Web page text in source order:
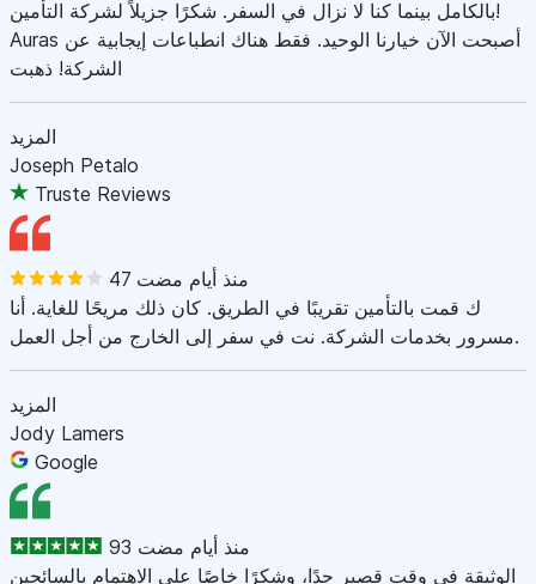
بالكامل بينما كنا لا نزال في السفر. شكرًا جزيلاً لشركة التأمين!
Auras أصبحت الآن خيارنا الوحيد. فقط هناك انطباعات إيجابية عن
الشركة! ذهبت
المزيد
Joseph Petalo
Truste Reviews
47 منذ أيام مضت
ك قمت بالتأمين تقريبًا في الطريق. كان ذلك مريحًا للغاية. أنا
مسرور بخدمات الشركة. نت في سفر إلى الخارج من أجل العمل.
المزيد
Jody Lamers
Google
93 منذ أيام مضت
الوثيقة في وقت قصير جدًا، وشكرًا خاصًا على الاهتمام بالسائحين